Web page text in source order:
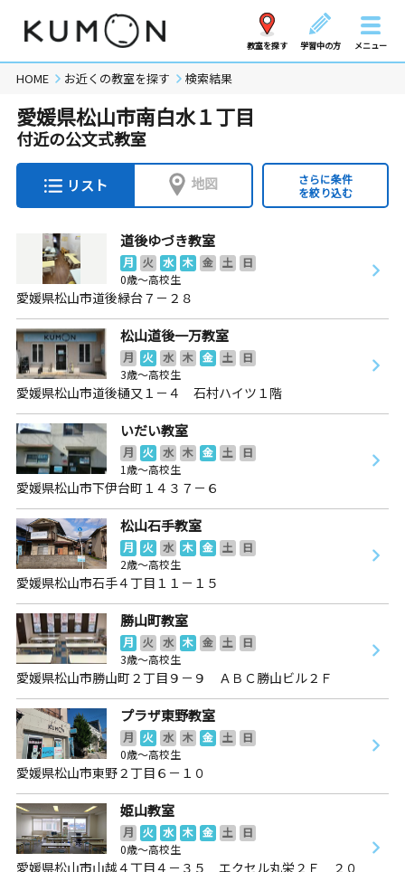
教室を探す 学習中の方 メニュー
HOME お近くの教室を探す 検索結果
愛媛県松山市南白水１丁目
付近の公文式教室
リスト 地図
さらに条件
を絞り込む
道後ゆづき教室
月 火 水 木 金 土
日
0歳～高校生
愛媛県松山市道後緑台７－２８
松山道後一万教室
月 火 水 木 金 土
日
3歳～高校生
愛媛県松山市道後樋又１－４ 石村ハイツ１階
いだい教室
月 火 水 木 金 土
日
1歳～高校生
愛媛県松山市下伊台町１４３７－６
松山石手教室
月 火 水 木 金 土
日
2歳～高校生
愛媛県松山市石手４丁目１１－１５
勝山町教室
月 火 水 木 金 土
日
3歳～高校生
愛媛県松山市勝山町２丁目９－９ ＡＢＣ勝山ビル２Ｆ
プラザ東野教室
月 火 水 木 金 土
日
0歳～高校生
愛媛県松山市東野２丁目６－１０
姫山教室
月 火 水 木 金 土
日
0歳～高校生
愛媛県松山市山越４丁目４－３５ エクセル丸栄２Ｆ ２０